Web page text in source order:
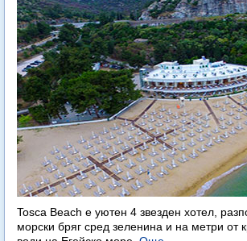
Tosca Beach е уютен 4 звезден хотел,
морски бряг сред зеленина и на метри от